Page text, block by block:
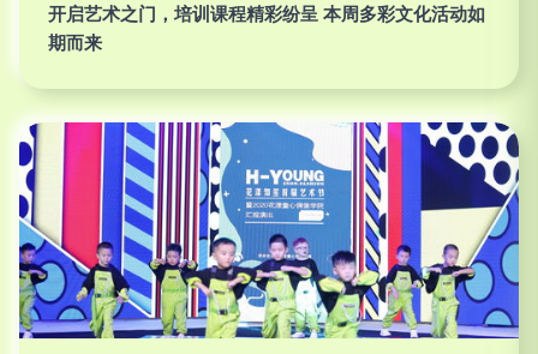
开启艺术之门，培训课程精彩纷呈 本周多彩文化活动如
期而来